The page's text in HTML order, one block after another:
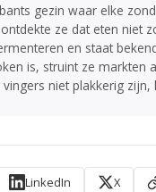
gezin waar elke
ze dat eten niet
en staat
is, struint ze
niet plakkerig
LinkedIn X